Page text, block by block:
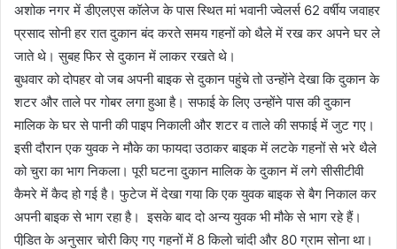
अशोक नगर में डीएलएस कॉलेज के पास स्थित मां भवानी ज्वेलर्स 62 वर्षीय जवाहर
प्रसाद सोनी हर रात दुकान बंद करते समय गहनों को थैले में रख कर अपने घर ले
जाते थे। सुबह फिर से दुकान में लाकर रखते थे।
बुधवार को दोपहर वो जब अपनी बाइक से दुकान पहुंचे तो उन्होंने देखा कि दुकान के
शटर और ताले पर गोबर लगा हुआ है। सफाई के लिए उन्होंने पास की दुकान
मालिक के घर से पानी की पाइप निकाली और शटर व ताले की सफाई में जुट गए।
इसी दौरान एक युवक ने मौके का फायदा उठाकर बाइक में लटके गहनों से भरे थैले
को चुरा का भाग निकला। पूरी घटना दुकान मालिक के दुकान में लगे सीसीटीवी
कैमरे में कैद हो गई है। फुटेज में देखा गया कि एक युवक बाइक से बैग निकाल कर
अपनी बाइक से भाग रहा है। इसके बाद दो अन्य युवक भी मौके से भाग रहे हैं।
पीडि़त के अनुसार चोरी किए गए गहनों में 8 किलो चांदी और 80 ग्राम सोना था।